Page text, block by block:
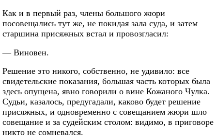
Как и в первый раз, члены большого жюри
посовещались тут же, не покидая зала суда, и затем
старшина присяжных встал и провозгласил:
— Виновен.
Решение это никого, собственно, не удивило: все
свидетельские показания, большая часть которых была
здесь опущена, явно говорили о вине Кожаного Чулка.
Судьи, казалось, предугадали, каково будет решение
присяжных, и одновременно с совещанием жюри шло
совещание и за судейским столом: видимо, в приговоре
никто не сомневался.